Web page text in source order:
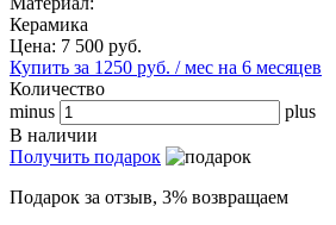
Керамика
Цена: 7 500 руб.
Купить за 1250 руб. / мес на 6 месяцев
Количество
minus
plus
В наличии
Получить подарок
Подарок за отзыв, 3% возвращаем